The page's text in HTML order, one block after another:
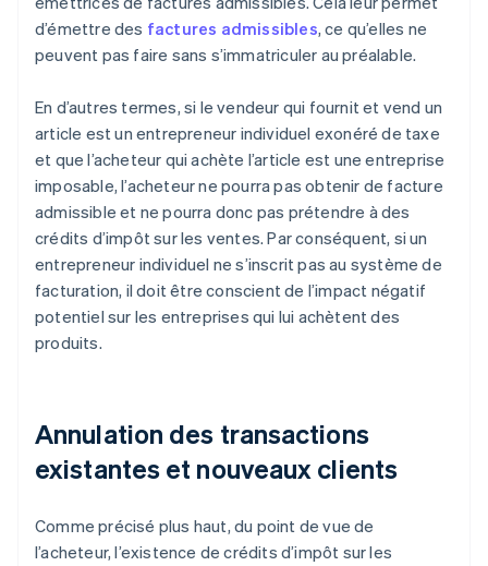
d’émettre des factures admissibles, ce qu’elles ne
peuvent pas faire sans s’immatriculer au préalable.
En d’autres termes, si le vendeur qui fournit et vend un
article est un entrepreneur individuel exonéré de taxe
et que l’acheteur qui achète l’article est une entreprise
imposable, l’acheteur ne pourra pas obtenir de facture
admissible et ne pourra donc pas prétendre à des
crédits d’impôt sur les ventes. Par conséquent, si un
entrepreneur individuel ne s’inscrit pas au système de
facturation, il doit être conscient de l’impact négatif
potentiel sur les entreprises qui lui achètent des
produits.
Annulation des transactions
existantes et nouveaux clients
Comme précisé plus haut, du point de vue de
l’acheteur, l’existence de crédits d’impôt sur les